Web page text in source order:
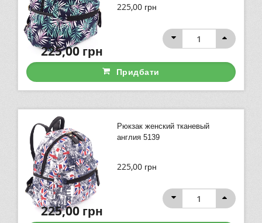
225,00 грн
225,00грн
Придбати
Рюкзак женский тканевый
англия 5139
225,00 грн
225,00грн